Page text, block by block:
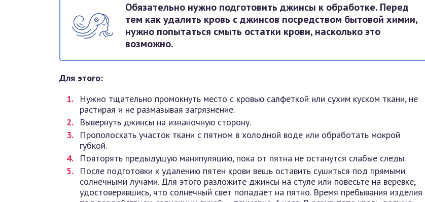
Обязательно нужно подготовить джинсы к обработке. Перед
тем как удалить кровь с джинсов посредством бытовой химии,
нужно попытаться смыть остатки крови, насколько это
возможно.
Для этого:
Нужно тщательно промокнуть место с кровью салфеткой или сухим куском ткани, не
растирая и не размазывая загрязнение.
Вывернуть джинсы на изнаночную сторону.
Прополоскать участок ткани с пятном в холодной воде или обработать мокрой
губкой.
Повторять предыдущую манипуляцию, пока от пятна не останутся слабые следы.
После подготовки к удалению пятен крови вещь оставить сушиться под прямыми
солнечными лучами. Для этого разложите джинсы на стуле или повесьте на веревке,
удостоверившись, что солнечный свет попадает на пятно. Время пребывания изделия